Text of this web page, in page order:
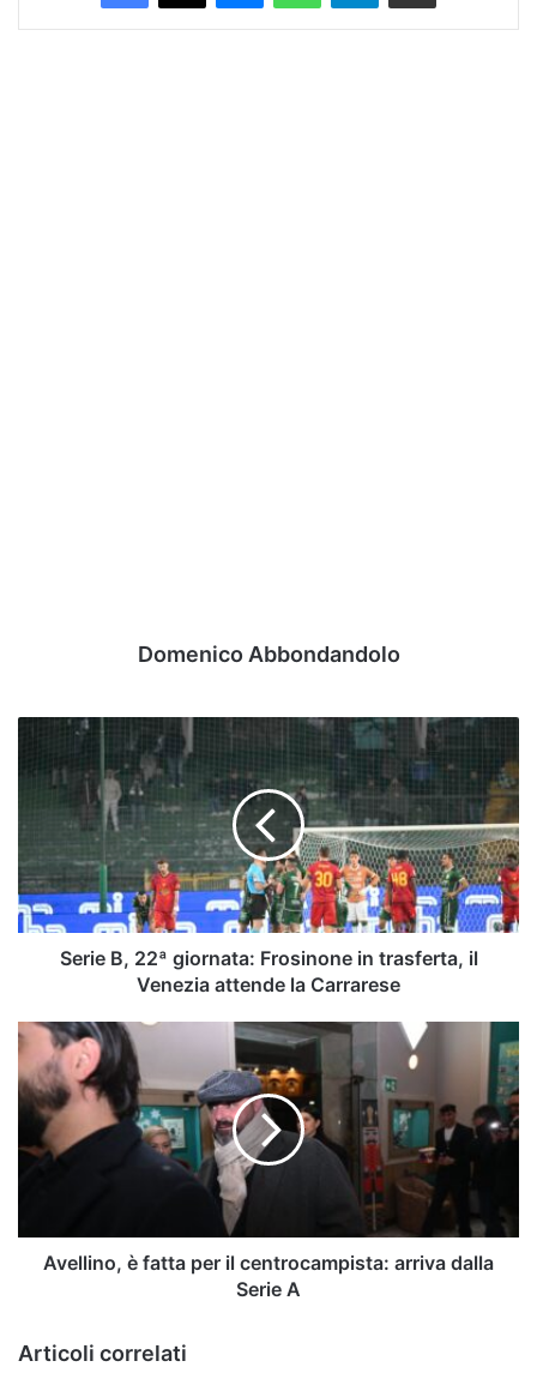
Domenico Abbondandolo
Frosinone
trasferta,
il
Venezia
attendeSerie B, 22ª giornata: Frosinone in trasferta, il
Venezia attende la Carrarese
Avellino,
è
fatta
per
centrocampista:
Serie
Avellino, è fatta per il centrocampista: arriva dalla
Serie A
Articoli correlati